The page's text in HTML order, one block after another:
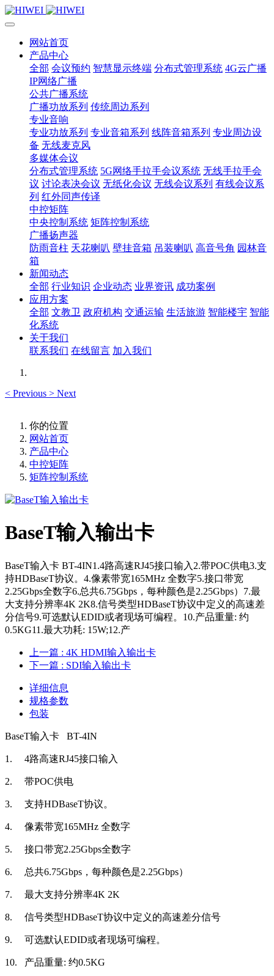
网站首页
产品中心
全部 会议预约 智慧显示终端 分布式管理系统 4G云广播
IP网络广播
公共广播系统
广播功放系列 传统周边系列
专业音响
专业功放系列 专业音箱系列 线阵音箱系列 专业周边设
备 无线麦克风
多媒体会议
分布式管理系统 5G网络手拉手会议系统 无线手拉手会
议 讨论表决会议 无纸化会议 无线会议系列 有线会议系
列 红外同声传译
中控矩阵
中央控制系统 矩阵控制系统
广播扬声器
防雨音柱 天花喇叭 壁挂音箱 吊装喇叭 高音号角 园林音
箱
新闻动态
全部 行业知识 企业动态 业界资讯 成功案例
应用方案
全部 文教卫 政府机构 交通运输 生活旅游 智能楼宇 智能
化系统
关于我们
联系我们 在线留言 加入我们
< Previous > Next
你的位置
网站首页
产品中心
中控矩阵
矩阵控制系统
BaseT输入输出卡
BaseT输入卡 BT-4IN1.4路高速RJ45接口输入2.带POC供电3.支
持HDBaseT协议。4.像素带宽165MHz 全数字5.接口带宽
2.25Gbps全数字6.总共6.75Gbps，每种颜色是2.25Gbps）7.最
大支持分辨率4K 2K8.信号类型HDBaseT协议中定义的高速差
分信号9.可选默认EDID或者现场可编程。10.产品重量: 约
0.5KG11.最大功耗: 15W;12.产
上一篇 : 4K HDMI输入输出卡
下一篇 : SDI输入输出卡
详细信息
规格参数
包装
BaseT输入卡 BT-4IN
1. 4路高速RJ45接口输入
2. 带POC供电
3. 支持HDBaseT协议。
4. 像素带宽165MHz 全数字
5. 接口带宽2.25Gbps全数字
6. 总共6.75Gbps，每种颜色是2.25Gbps）
7. 最大支持分辨率4K 2K
8. 信号类型HDBaseT协议中定义的高速差分信号
9. 可选默认EDID或者现场可编程。
10. 产品重量: 约0.5KG